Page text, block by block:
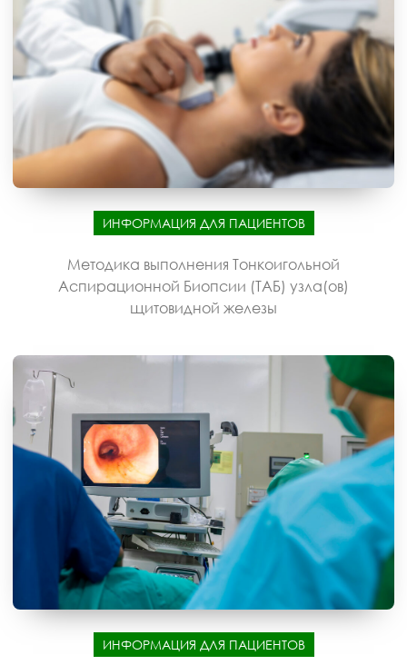
ИНФОРМАЦИЯ ДЛЯ ПАЦИЕНТОВ
Методика выполнения Тонкоигольной
Аспирационной Биопсии (ТАБ) узла(ов)
щитовидной железы
ИНФОРМАЦИЯ ДЛЯ ПАЦИЕНТОВ